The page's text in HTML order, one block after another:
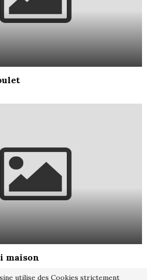
maison
utilise des Cookies strictement